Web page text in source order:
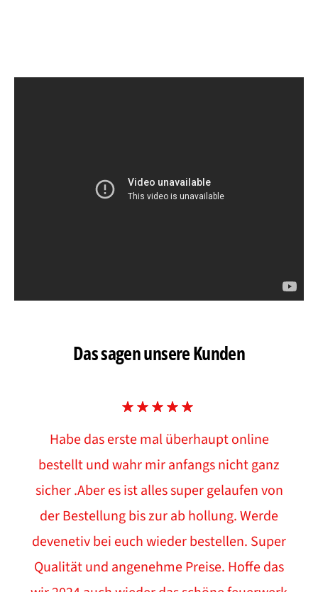
Das sagen unsere Kunden
Habe das erste mal überhaupt online
bestellt und wahr mir anfangs nicht ganz
sicher .Aber es ist alles super gelaufen von
der Bestellung bis zur ab hollung. Werde
devenetiv bei euch wieder bestellen. Super
Qualität und angenehme Preise. Hoffe das